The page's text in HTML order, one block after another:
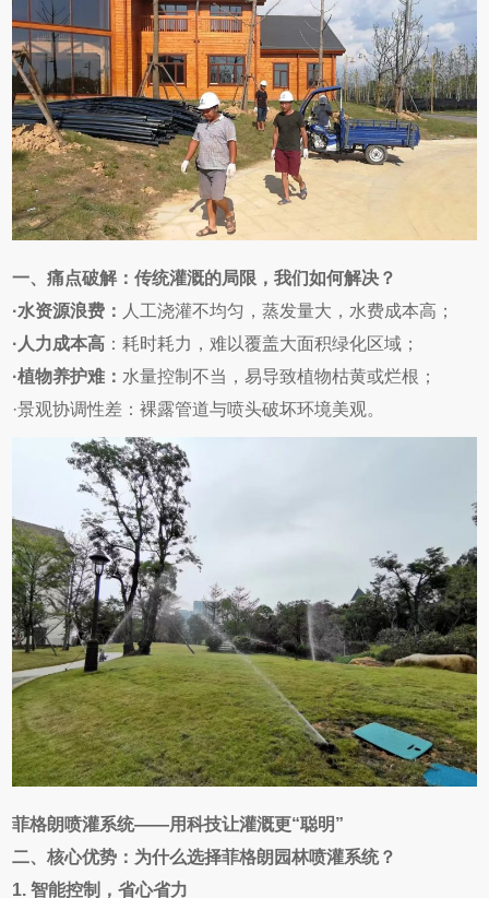
一、痛点破解：传统灌溉的局限，我们如何解决？
·水资源浪费： 人工浇灌不均匀，蒸发量大，水费成本高；
· 人力成本高 ：耗时耗力，难以覆盖大面积绿化区域；
·植物养护难： 水量控制不当，易导致植物枯黄或烂根；
·景观协调性差：裸露管道与喷头破坏环境美观。
菲格朗喷灌系统——用科技让灌溉更“聪明”
二、核心优势：为什么选择菲格朗园林喷灌系统？
1.智能控制，省心省力